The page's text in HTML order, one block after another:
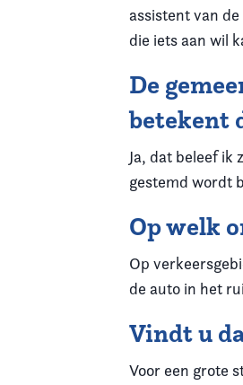
assistent van
die iets aan wil
De
betekent
Ja, dat beleef ik
gestemd wordt
Op welk
Op
de auto in het
Vindt u
Voor een grote